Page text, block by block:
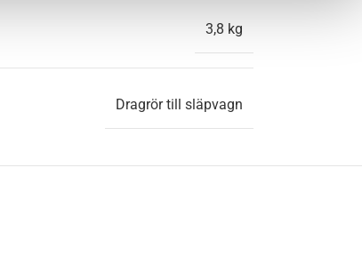
3,8 kg
Dragrör till släpvagn